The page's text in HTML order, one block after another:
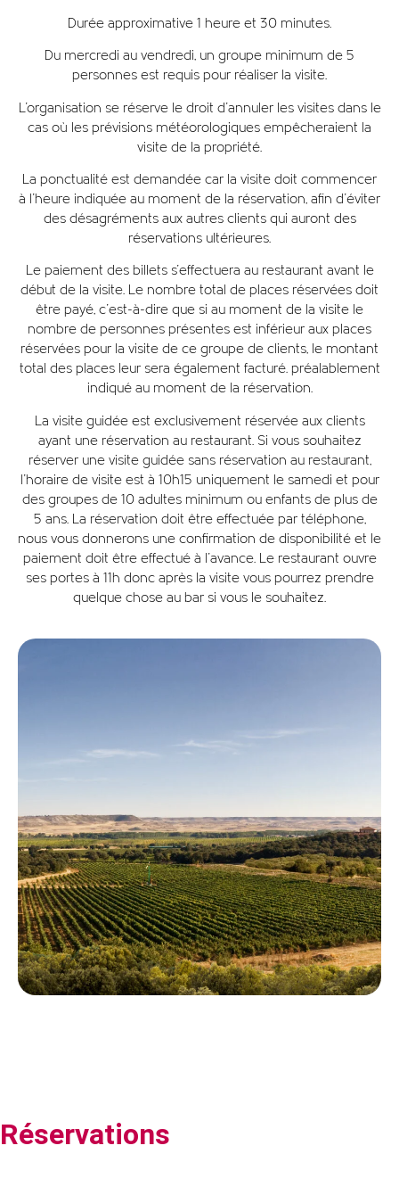
Durée approximative 1 heure et 30 minutes.
Du mercredi au vendredi, un groupe minimum de 5
personnes est requis pour réaliser la visite.
L'organisation se réserve le droit d'annuler les visites dans le
cas où les prévisions météorologiques empêcheraient la
visite de la propriété.
La ponctualité est demandée car la visite doit commencer
à l'heure indiquée au moment de la réservation, afin d'éviter
des désagréments aux autres clients qui auront des
réservations ultérieures.
Le paiement des billets s'effectuera au restaurant avant le
début de la visite. Le nombre total de places réservées doit
être payé, c'est-à-dire que si au moment de la visite le
nombre de personnes présentes est inférieur aux places
réservées pour la visite de ce groupe de clients, le montant
total des places leur sera également facturé. préalablement
indiqué au moment de la réservation.
La visite guidée est exclusivement réservée aux clients
ayant une réservation au restaurant. Si vous souhaitez
réserver une visite guidée sans réservation au restaurant,
l'horaire de visite est à 10h15 uniquement le samedi et pour
des groupes de 10 adultes minimum ou enfants de plus de
5 ans. La réservation doit être effectuée par téléphone,
nous vous donnerons une confirmation de disponibilité et le
paiement doit être effectué à l'avance. Le restaurant ouvre
ses portes à 11h donc après la visite vous pourrez prendre
quelque chose au bar si vous le souhaitez.
Réservations